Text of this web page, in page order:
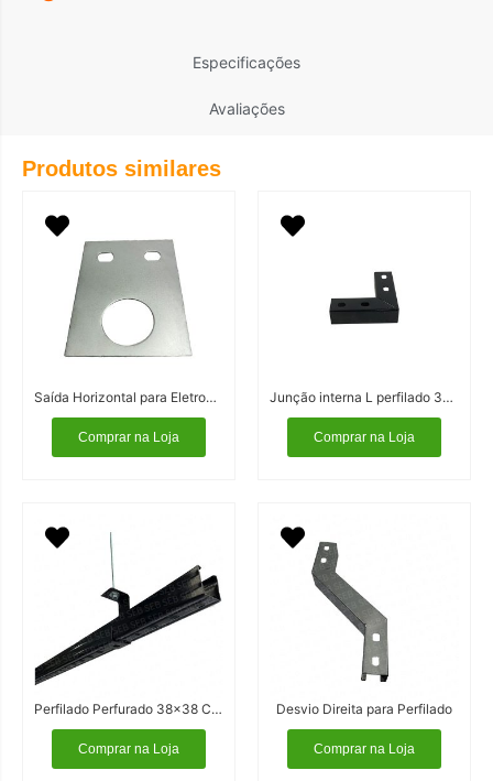
Especificações
Avaliações
Produtos similares
Saída Horizontal para Eletroduto
Comprar na Loja
Junção interna L perfilado 38×38 Cor Preta
Comprar na Loja
Perfilado Perfurado 38×38 Cor Preta
Comprar na Loja
Desvio Direita para Perfilado
Comprar na Loja